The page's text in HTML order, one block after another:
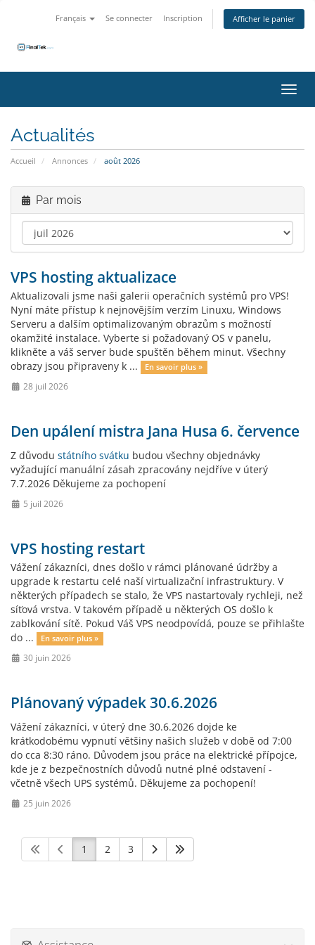
Français Se connecter Inscription Afficher le panier
Actualités
Accueil Annonces août 2026
Par mois
VPS hosting aktualizace
Aktualizovali jsme naši galerii operačních systémů pro VPS!
Nyní máte přístup k nejnovějším verzím Linuxu, Windows
Serveru a dalším optimalizovaným obr­azům s možností
okamžité instalace. Vyberte si požadovaný OS v panelu,
klikněte a váš server bude spuštěn během minut. Všechny
obrazy jsou připraveny k ...
En savoir plus »
28 juil 2026
Den upálení mistra Jana Husa 6. července
Z důvodu státního svátku budou všechny objednávky
vyžadující manuální zásah zpracovány nejdříve v úterý
7.7.2026 Děkujeme za pochopení
5 juil 2026
VPS hosting restart
Vážení zákazníci, dnes došlo v rámci plánované údržby a
upgrade k restartu celé naší virtualizační infrastruktury. V
některých případech se stalo, že VPS nastartovaly rychleji, než
síťová vrstva. V takovém případě u některých OS došlo k
zablkování sítě. Pokud Váš VPS neodpovídá, pouze se přihlašte
do ...
En savoir plus »
30 juin 2026
Plánovaný výpadek 30.6.2026
Vážení zákazníci, v úterý dne 30.6.2026 dojde ke
krátkodobému vypnutí většiny našich služeb v době od 7:00
do cca 8:30 ráno. Důvodem jsou práce na elektrické přípojce,
kde je z bezpečnostních důvodů nutné plné odstavení -
včetně všech UPS systémů. Děkujeme za pochopení!
25 juin 2026
1 2 3